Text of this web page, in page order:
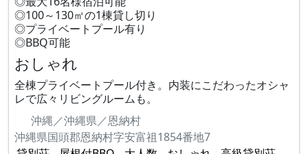
◎100～130㎡の1棟貸し切り
◎プライベートプール有り
◎BBQ可能
おしゃれ
全棟プライベートプール付き。内装にこだわったオシャ
レで広々リビングルームも。
沖縄／沖縄県／恩納村
沖縄県国頭郡恩納村字安富祖1854番地7